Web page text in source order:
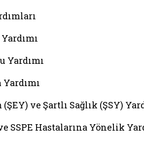
Yardımı
ve Şartlı Sağlık (ŞSY)
SSPE Hastalarına Yönelik